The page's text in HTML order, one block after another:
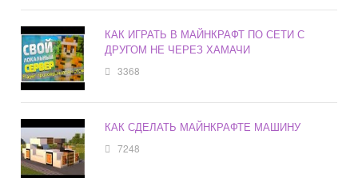
КАК ИГРАТЬ В МАЙНКРАФТ ПО СЕТИ С
ДРУГОМ НЕ ЧЕРЕЗ ХАМАЧИ
3368
КАК СДЕЛАТЬ МАЙНКРАФТЕ МАШИНУ
7248